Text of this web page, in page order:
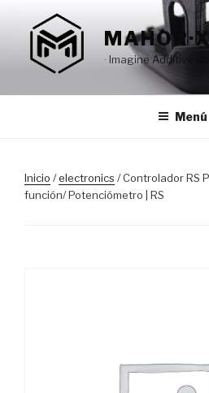
contenido
· Imagine Additive
Menú
Inicio /electronics / Controlador RS
función/ Potenciómetro | RS